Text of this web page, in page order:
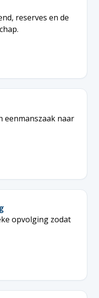
reserves en de
eenmanszaak naar
opvolging zodat